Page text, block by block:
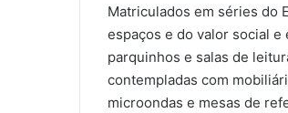
Matriculados em séries do
espaços e do valor social
parquinhos e salas de
contempladas com
microondas e mesas de